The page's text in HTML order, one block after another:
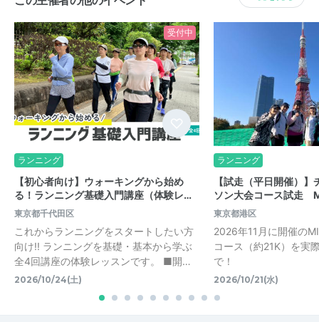
受付中
ランニング
【初心者向け】ウォーキングから始め
る！ランニング基礎入門講座（体験レ…
東京都千代田区
これからランニングをスタートしたい方
向け!! ランニングを基礎・基本から学ぶ
全4回講座の体験レッスンです。 ■開…
2026/10/24(土)
ランニング
【試走（平日開催）
ソン大会コース試走
東京都港区
2026年11月に開催の
コース（約21K）を実
で！
2026/10/21(水)